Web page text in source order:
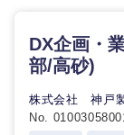
DX企画・
部/高砂)
株式会社 神戸
No.